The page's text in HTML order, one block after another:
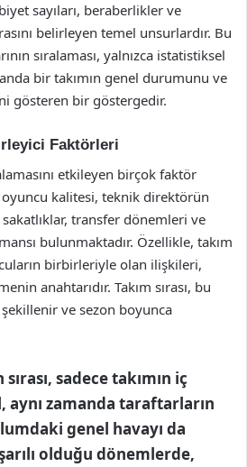
sayıları, beraberlikler ve
belirleyen temel unsurlardır. Bu
sıralaması, yalnızca istatistiksel
bir takımın genel durumunu ve
gösteren bir göstergedir.
Faktörleri
etkileyen birçok faktör
oyuncu kalitesi, teknik direktörün
transfer dönemleri ve
bulunmaktadır. Özellikle, takım
birbirleriyle olan ilişkileri,
anahtarıdır. Takım sırası, bu
ve sezon boyunca
sadece takımın iç
zamanda taraftarların
genel havayı da
olduğu dönemlerde,